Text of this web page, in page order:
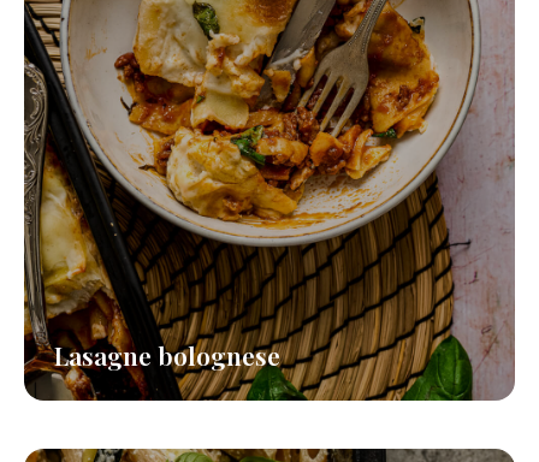
Lasagne bolognese